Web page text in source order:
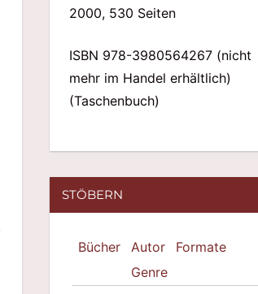
2000, 530 Seiten
ISBN 978-3980564267 (nicht
mehr im Handel erhältlich)
(Taschenbuch)
STÖBERN
Bücher Autor
Formate
Genre